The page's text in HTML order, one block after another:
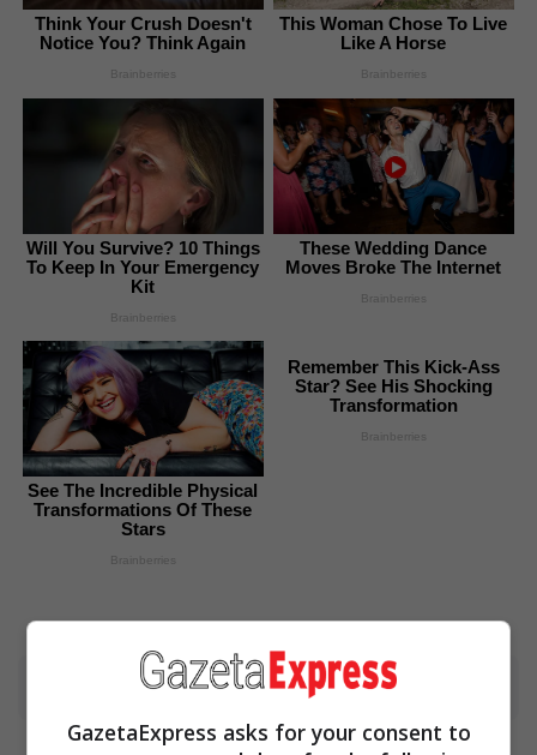
Think Your Crush Doesn't
Notice You? Think Again
Brainberries
This Woman Chose To Live
Like A Horse
Brainberries
Will You Survive? 10 Things
To Keep In Your Emergency
Kit
Brainberries
These Wedding Dance
Moves Broke The Internet
Brainberries
See The Incredible Physical
Transformations Of These
Stars
Brainberries
Remember This Kick-Ass
Star? See His Shocking
Transformation
Brainberries
Advertisement
GazetaExpress asks for your consent to